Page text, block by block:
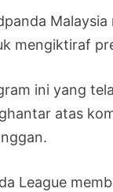
Malaysia
mengiktiraf
ini yang
atas
League